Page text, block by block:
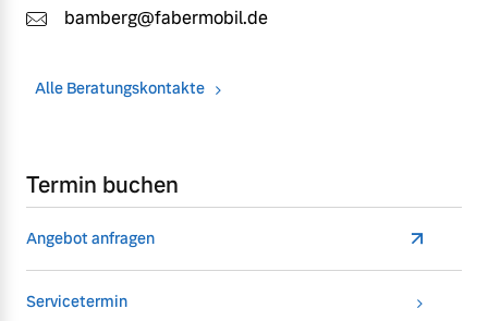
bamberg@fabermobil.de
Alle Beratungskontakte
Termin buchen
Angebot anfragen
Servicetermin